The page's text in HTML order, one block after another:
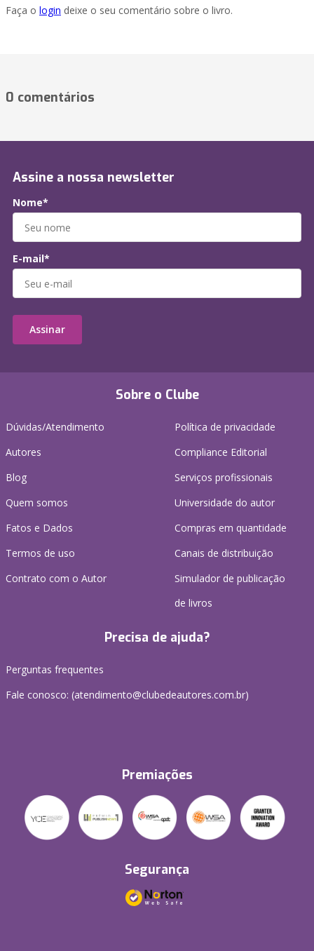
Faça o login deixe o seu comentário sobre o livro.
0 comentários
Sobre o Clube
Dúvidas/Atendimento
Autores
Blog
Quem somos
Fatos e Dados
Termos de uso
Contrato com o Autor
Política de privacidade
Compliance Editorial
Serviços profissionais
Universidade do autor
Compras em quantidade
Canais de distribuição
Simulador de publicação
de livros
Precisa de ajuda?
Perguntas frequentes
Fale conosco: (atendimento@clubedeautores.com.br)
Premiações
Segurança
Assine a nossa newsletter
Nome*
E-mail*
Assinar